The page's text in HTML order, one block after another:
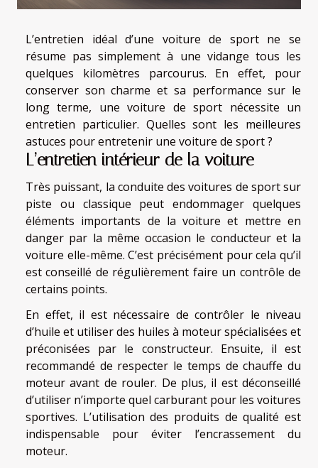
L’entretien idéal d’une voiture de sport ne se
résume pas simplement à une vidange tous les
quelques kilomètres parcourus. En effet, pour
conserver son charme et sa performance sur le
long terme, une voiture de sport nécessite un
entretien particulier. Quelles sont les meilleures
astuces pour entretenir une voiture de sport ?
L’entretien intérieur de la voiture
Très puissant, la conduite des voitures de sport sur
piste ou classique peut endommager quelques
éléments importants de la voiture et mettre en
danger par la même occasion le conducteur et la
voiture elle-même. C’est précisément pour cela qu’il
est conseillé de régulièrement faire un contrôle de
certains points.
En effet, il est nécessaire de contrôler le niveau
d’huile et utiliser des huiles à moteur spécialisées et
préconisées par le constructeur. Ensuite, il est
recommandé de respecter le temps de chauffe du
moteur avant de rouler. De plus, il est déconseillé
d’utiliser n’importe quel carburant pour les voitures
sportives. L’utilisation des produits de qualité est
indispensable pour éviter l’encrassement du
moteur.